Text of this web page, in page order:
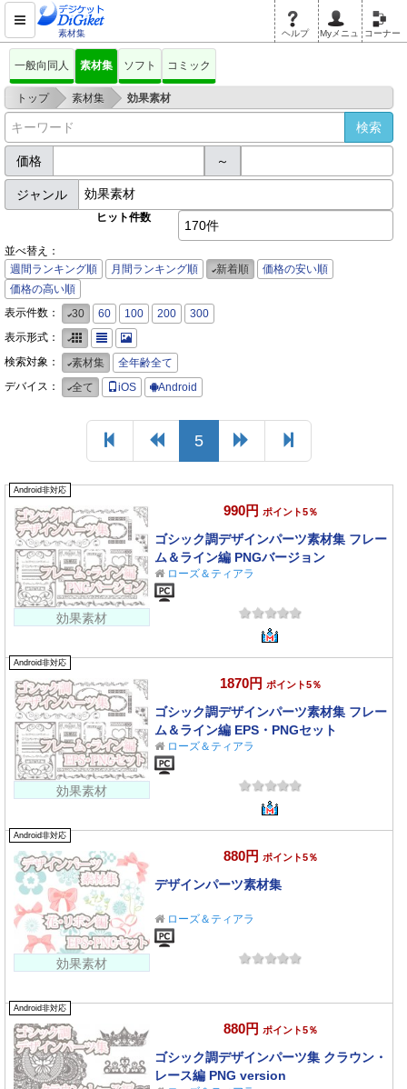
素材集 ヘルプ Myメニュ コーナー
一般向同人 素材集 ソフト コミック
トップ > 素材集 > 効果素材
価格 ～
ジャンル
ヒット件数
170件
並べ替え：
週間ランキング順
月間ランキング順 新着順
価格の安い順
価格の高い順
表示件数：
30 60 100 200
300
表示形式：
検索対象：
素材集
全年齢全て
デバイス：
全て iOS Android
5
Android非対応
効果素材
990円 ポイント5％
ゴシック調デザインパーツ素材集 フレー
ム＆ライン編 PNGバージョン
ローズ＆ティアラ
Android非対応
効果素材
1870円 ポイント5％
ゴシック調デザインパーツ素材集 フレー
ム＆ライン編 EPS・PNGセット
ローズ＆ティアラ
Android非対応
効果素材
880円 ポイント5％
デザインパーツ素材集
ローズ＆ティアラ
Android非対応
880円 ポイント5％
ゴシック調デザインパーツ集 クラウン・
レース編 PNG version